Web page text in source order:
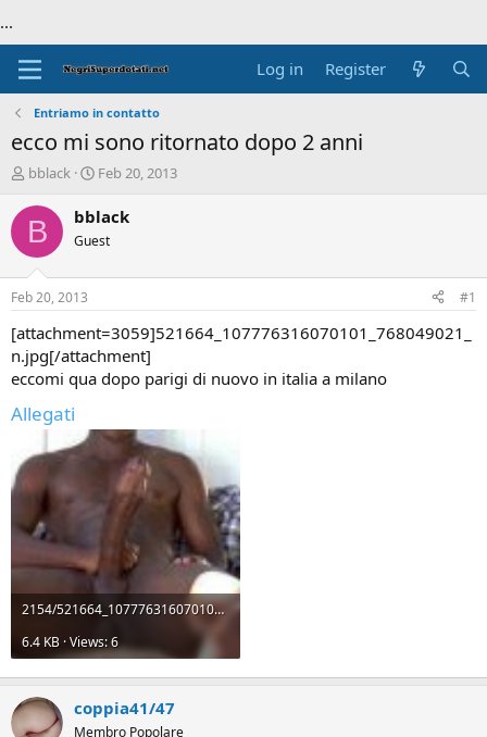
...
Log in Register
Entriamo in contatto
ecco mi sono ritornato dopo 2 anni
T
r
e
d
t
a
r
t
e
r
bblack
S
a
t
t
e
Feb 20, 2013
B bblack
Guest
Feb 20, 2013 #1
[attachment=3059]521664_107776316070101_768049021_
n.jpg[/attachment]
eccomi qua dopo parigi di nuovo in italia a milano
Allegati
2154/521664_107776316070101_768049021_n.jpg
6.4 KB · Views: 6
coppia41/47
Membro Popolare